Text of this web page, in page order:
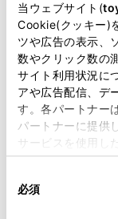
当ウェブサイト(
Cookie(クッキー)
ツや広告の表示、
数やクリック数の
サイト利用状況に
アや広告配信、デ
す。各パートナー
パートナーに提供
サービスを使用し
使用することがあ
必須
＜利用条件
・T-
・「
T-Connectサ